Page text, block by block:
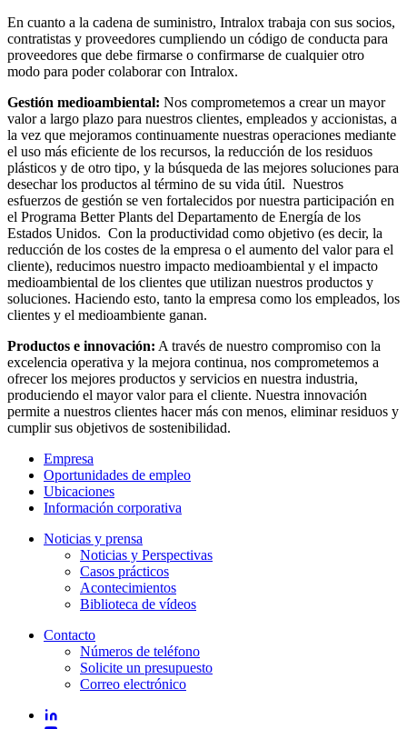
En cuanto a la cadena de suministro, Intralox trabaja con sus socios,
contratistas y proveedores cumpliendo un código de conducta para
proveedores que debe firmarse o confirmarse de cualquier otro
modo para poder colaborar con Intralox.
Gestión medioambiental: Nos comprometemos a crear un mayor
valor a largo plazo para nuestros clientes, empleados y accionistas, a
la vez que mejoramos continuamente nuestras operaciones mediante
el uso más eficiente de los recursos, la reducción de los residuos
plásticos y de otro tipo, y la búsqueda de las mejores soluciones para
desechar los productos al término de su vida útil. Nuestros
esfuerzos de gestión se ven fortalecidos por nuestra participación en
el Programa Better Plants del Departamento de Energía de los
Estados Unidos. Con la productividad como objetivo (es decir, la
reducción de los costes de la empresa o el aumento del valor para el
cliente), reducimos nuestro impacto medioambiental y el impacto
medioambiental de los clientes que utilizan nuestros productos y
soluciones. Haciendo esto, tanto la empresa como los empleados, los
clientes y el medioambiente ganan.
Productos e innovación: A través de nuestro compromiso con la
excelencia operativa y la mejora continua, nos comprometemos a
ofrecer los mejores productos y servicios en nuestra industria,
produciendo el mayor valor para el cliente. Nuestra innovación
permite a nuestros clientes hacer más con menos, eliminar residuos y
cumplir sus objetivos de sostenibilidad.
Empresa
Oportunidades de empleo
Ubicaciones
Información corporativa
Noticias y prensa
Noticias y Perspectivas
Casos prácticos
Acontecimientos
Biblioteca de vídeos
Contacto
Números de teléfono
Solicite un presupuesto
Correo electrónico